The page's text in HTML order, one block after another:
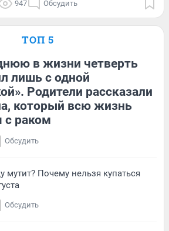
947 Обсудить
ТОП 5
в жизни четверть
лишь с одной
Родители рассказали
который всю жизнь
с раком
Обсудить
мутит? Почему нельзя купаться
Обсудить